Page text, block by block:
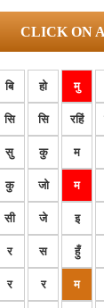
CLICK ON
बि हो मु
सि सि रहिं
सु कु म
कु जो म
सी जे इ
र स हुँ
र र म